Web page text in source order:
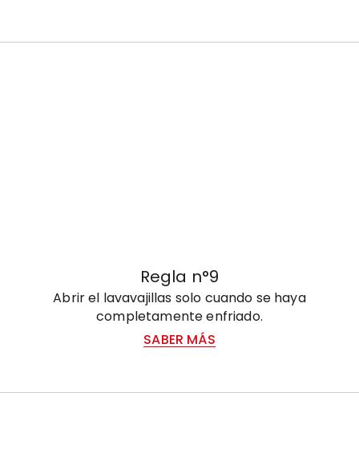
Regla n°9
Abrir el lavavajillas solo cuando se haya
completamente enfriado.
SABER MÁS